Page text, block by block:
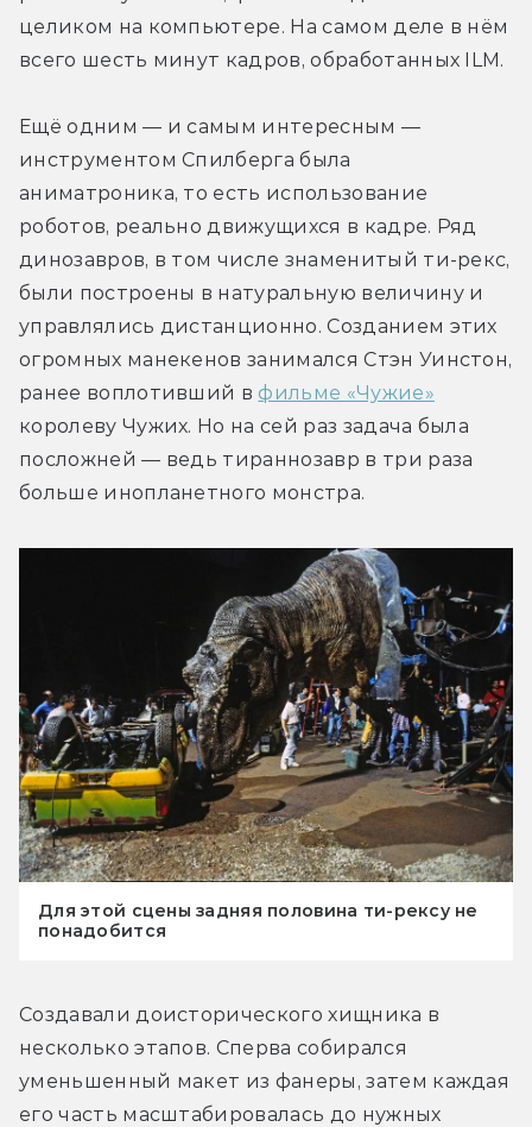
целиком на компьютере. На самом деле в нём
всего шесть минут кадров, обработанных ILM.
Ещё одним — и самым интересным —
инструментом Спилберга была
аниматроника, то есть использование
роботов, реально движущихся в кадре. Ряд
динозавров, в том числе знаменитый ти-рекс,
были построены в натуральную величину и
управлялись дистанционно. Созданием этих
огромных манекенов занимался Стэн Уинстон,
ранее воплотивший в фильме «Чужие»
королеву Чужих. Но на сей раз задача была
посложней — ведь тираннозавр в три раза
больше инопланетного монстра.
Для этой сцены задняя половина ти-рексу не
понадобится
Создавали доисторического хищника в
несколько этапов. Сперва собирался
уменьшенный макет из фанеры, затем каждая
его часть масштабировалась до нужных